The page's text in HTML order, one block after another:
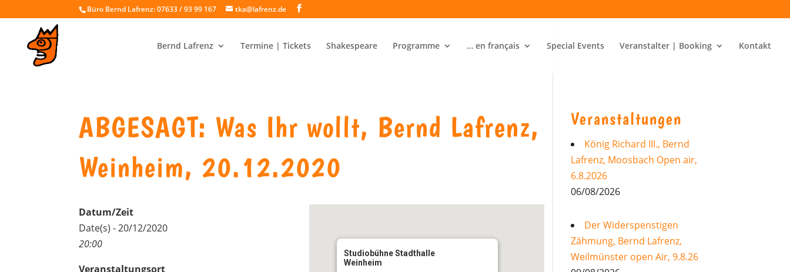
Büro Bernd Lafrenz: 07633 / 93 99 167 tka@lafrenz.de
Bernd Lafrenz Termine | Tickets Shakespeare Programme … en français Special Events Veranstalter | Booking Kontakt
ABGESAGT: Was Ihr wollt, Bernd Lafrenz,
Weinheim, 20.12.2020
Studiobühne Stadthalle
Weinheim
Datum/Zeit
Date(s) - 20/12/2020
20:00
Veranstaltungsort
Veranstaltungen
König Richard III., Bernd
Lafrenz, Moosbach Open air,
6.8.2026
06/08/2026
Der Widerspenstigen
Zähmung, Bernd Lafrenz,
Weilmünster open Air, 9.8.26